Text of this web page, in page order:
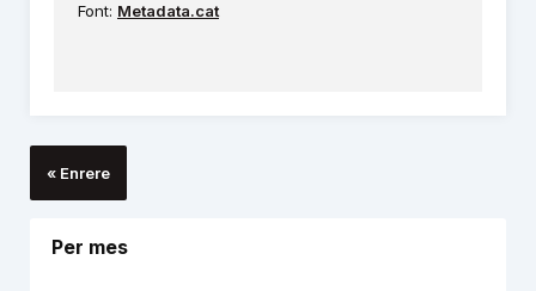
Font: Metadata.cat
« Enrere
Per mes